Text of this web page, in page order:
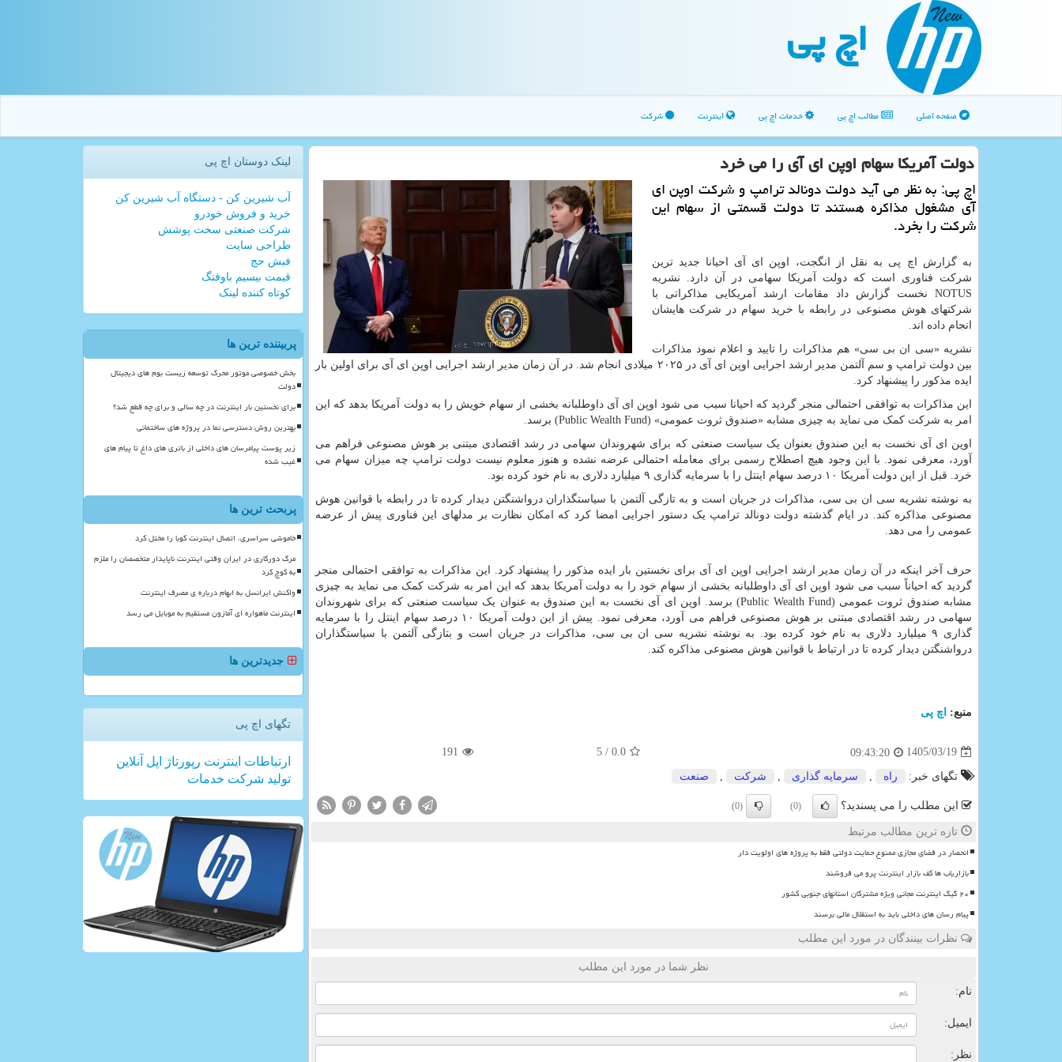
اچ پی
صفحه اصلی مطالب اچ پی خدمات اچ پی اینترنت شرکت
دولت آمریکا سهام اوپن ای آی را می خرد
اچ پی: به نظر می آید دولت دونالد ترامپ و شرکت اوپن ای
آی مشغول مذاکره هستند تا دولت قسمتی از سهام این
شرکت را بخرد.
به گزارش اچ پی به نقل از انگجت، اوپن ای آی احیانا جدید ترین
شرکت فناوری است که دولت آمریکا سهامی در آن دارد. نشریه
NOTUS نخست گزارش داد مقامات ارشد آمریکایی مذاکراتی با
شرکتهای هوش مصنوعی در رابطه با خرید سهام در شرکت هایشان
انجام داده اند.
نشریه «سی ان بی سی» هم مذاکرات را تایید و اعلام نمود مذاکرات
بین دولت ترامپ و سم آلتمن مدیر ارشد اجرایی اوپن ای آی در ۲۰۲۵ میلادی انجام شد. در آن زمان مدیر ارشد اجرایی اوپن ای آی برای اولین بار
ایده مذکور را پیشنهاد کرد.
این مذاکرات به توافقی احتمالی منجر گردید که احیانا سبب می شود اوپن ای آی داوطلبانه بخشی از سهام خویش را به دولت آمریکا بدهد که این
امر به شرکت کمک می نماید به چیزی مشابه «صندوق ثروت عمومی» (Public Wealth Fund) برسد.
اوپن ای آی نخست به این صندوق بعنوان یک سیاست صنعتی که برای شهروندان سهامی در رشد اقتصادی مبتنی بر هوش مصنوعی فراهم می
آورد، معرفی نمود. با این وجود هیچ اصطلاح رسمی برای معامله احتمالی عرضه نشده و هنوز معلوم نیست دولت ترامپ چه میزان سهام می
خرد. قبل از این دولت آمریکا ۱۰ درصد سهام اینتل را با سرمایه گذاری ۹ میلیارد دلاری به نام خود کرده بود.
به نوشته نشریه سی ان بی سی، مذاکرات در جریان است و به تازگی آلتمن با سیاستگذاران درواشنگتن دیدار کرده تا در رابطه با قوانین هوش
مصنوعی مذاکره کند. در ایام گذشته دولت دونالد ترامپ یک دستور اجرایی امضا کرد که امکان نظارت بر مدلهای این فناوری پیش از عرضه
عمومی را می دهد.
حرف آخر اینکه در آن زمان مدیر ارشد اجرایی اوپن ای آی برای نخستین بار ایده مذکور را پیشنهاد کرد. این مذاکرات به توافقی احتمالی منجر
گردید که احیاناً سبب می شود اوپن ای آی داوطلبانه بخشی از سهام خود را به دولت آمریکا بدهد که این امر به شرکت کمک می نماید به چیزی
مشابه صندوق ثروت عمومی (Public Wealth Fund) برسد. اوپن ای آی نخست به این صندوق به عنوان یک سیاست صنعتی که برای شهروندان
سهامی در رشد اقتصادی مبتنی بر هوش مصنوعی فراهم می آورد، معرفی نمود. پیش از این دولت آمریکا ۱۰ درصد سهام اینتل را با سرمایه
گذاری ۹ میلیارد دلاری به نام خود کرده بود. به نوشته نشریه سی ان بی سی، مذاکرات در جریان است و بتازگی آلتمن با سیاستگذاران
درواشنگتن دیدار کرده تا در ارتباط با قوانین هوش مصنوعی مذاکره کند.
منبع: اچ پی
1405/03/19
09:43:20
0.0
/ 5
191
تگهای خبر: راه سرمایه گذاری شركت صنعت
این مطلب را می پسندید؟ (0)
(0)
تازه ترین مطالب مرتبط
انحصار در فضای مجازی ممنوع حمایت دولتی فقط به پروژه های اولویت دار
بازاریاب ها کف بازار اینترنت پرو می فروشند
۲۰ گیگ اینترنت مجانی ویژه مشترکان استانهای جنوبی کشور
پیام رسان های داخلی باید به استقلال مالی برسند
نظرات بینندگان در مورد این مطلب
نظر شما در مورد این مطلب
نام:
ایمیل:
نظر:
لینک دوستان اچ پی
آب شیرین کن - دستگاه آب شیرین کن
خرید و فروش خودرو
شرکت صنعتی سخت پوشش
طراحی سایت
فیش حج
قیمت بیسیم باوفنگ
کوتاه کننده لینک
پربیننده ترین ها
بخش خصوصی موتور محرک توسعه زیست بوم های دیجیتال
دولت
برای نخستین بار اینترنت در چه سالی و برای چه قطع شد؟
بهترین روش دسترسی نما در پروژه های ساختمانی
زیر پوست پیامرسان های داخلی از باتری های داغ تا پیام های
غیب شده
پربحث ترین ها
خاموشی سراسری، اتصال اینترنت کوبا را مختل کرد
مرگ دورکاری در ایران وقتی اینترنت ناپایدار متخصصان را ملزم
به کوچ کرد
واکنش ایرانسل به ابهام درباره ی مصرف اینترنت
اینترنت ماهواره ای آمازون مستقیم به موبایل می رسد
جدیدترین ها
تگهای اچ پی
ارتباطات اینترنت رپورتاژ اپل آنلاین
تولید شركت خدمات